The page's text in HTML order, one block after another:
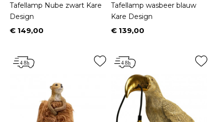
Tafellamp Nube zwart Kare
Design
Prijs
€ 149,00
Tafellamp wasbeer blauw
Kare Design
Prijs
€ 139,00